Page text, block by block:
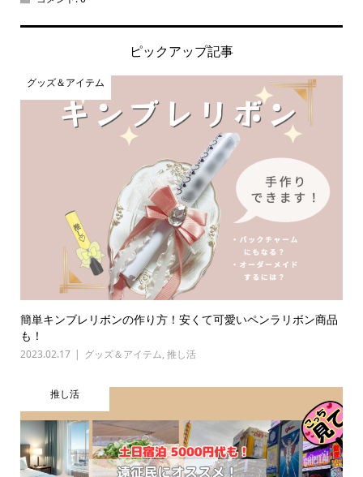
ピックアップ記事
グッズ＆アイテム
簡単キンブレリボンの作り方！安くて可愛いペンラリボン商品
も！
2023.02.17 グッズ＆アイテム, 推し活
推し活